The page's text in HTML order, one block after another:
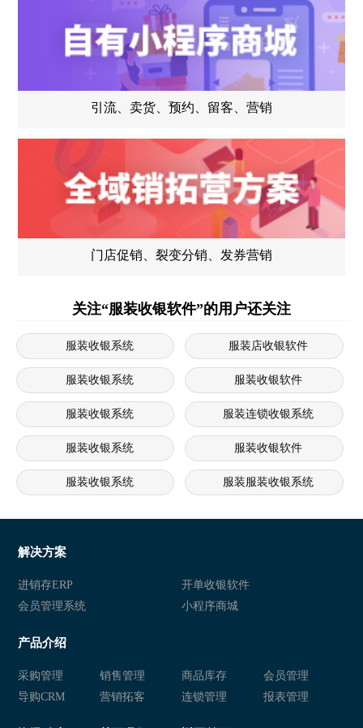
引流、卖货、预约、留客、营销
门店促销、裂变分销、发券营销
关注“服装收银软件”的用户还关注
服装收银系统 服装店收银软件
服装收银系统 服装收银软件
服装收银系统 服装连锁收银系统
服装收银系统 服装收银软件
服装收银系统 服装服装收银系统
服装收银系统
解决方案
进销存ERP
开单收银软件
会员管理系统
小程序商城
产品介绍
采购管理 销售管理 商品库存
会员管理
导购CRM
营销拓客 连锁管理 报表管理